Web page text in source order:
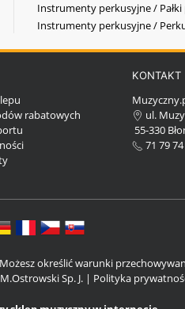
Instrumenty perkusyjne /
Instrumenty perkusyjne /
rabatowych
KONTAKT
ul.
55-330
71 79
określić warunki
Sp. J. | Polityka